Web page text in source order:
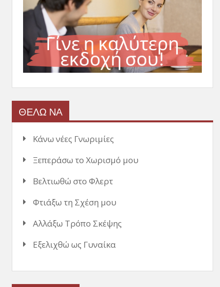
ΘΕΛΩ ΝΑ
Κάνω νέες Γνωριμίες
Ξεπεράσω το Χωρισμό μου
Βελτιωθώ στο Φλερτ
Φτιάξω τη Σχέση μου
Αλλάξω Τρόπο Σκέψης
Εξελιχθώ ως Γυναίκα